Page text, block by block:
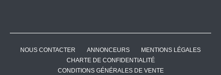
NOUS CONTACTER ANNONCEURS
MENTIONS LÉGALES
CHARTE DE CONFIDENTIALITÉ
CONDITIONS GÉNÉRALES DE VENTE